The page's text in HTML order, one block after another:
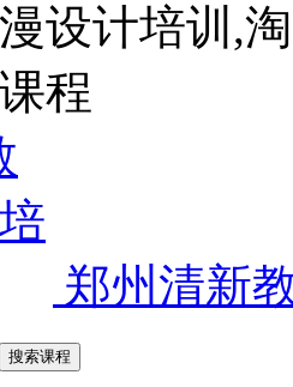
设计培训,
程
郑州清新